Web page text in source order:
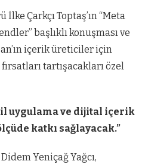
Çarkçı Toptaş’ın “Meta
başlıklı konuşması ve
içerik üreticiler için
tartışacakları özel
uygulama ve dijital içerik
katkı sağlayacak.”
Yeniçağ Yağcı,